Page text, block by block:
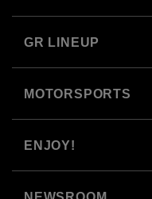
GR LINEUP
MOTORSPORTS
ENJOY!